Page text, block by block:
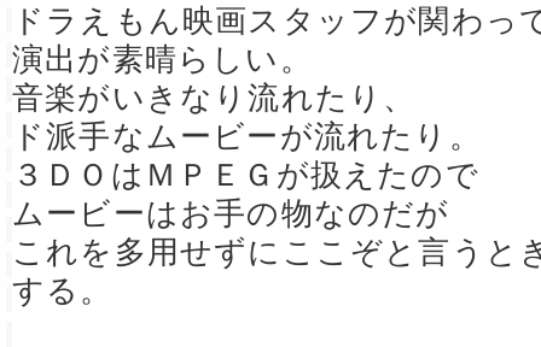
ドラえもん映画スタッフが関わっ
演出が素晴らしい。
音楽がいきなり流れたり、
ド派手なムービーが流れたり。
３ＤＯはＭＰＥＧが扱えたので
ムービーはお手の物なのだが
これを多用せずにここぞと言うと
する。